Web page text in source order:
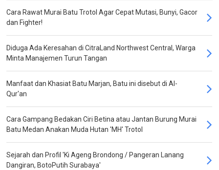
Cara Rawat Murai Batu Trotol Agar Cepat Mutasi, Bunyi, Gacor
dan Fighter!
Diduga Ada Keresahan di CitraLand Northwest Central, Warga
Minta Manajemen Turun Tangan
Manfaat dan Khasiat Batu Marjan, Batu ini disebut di Al-
Qur'an
Cara Gampang Bedakan Ciri Betina atau Jantan Burung Murai
Batu Medan Anakan Muda Hutan 'MH' Trotol
Sejarah dan Profil 'Ki Ageng Brondong / Pangeran Lanang
Dangiran, BotoPutih Surabaya'